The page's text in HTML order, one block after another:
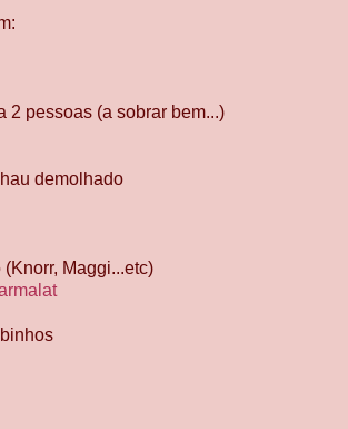
2 pessoas (a sobrar bem...)
demolhado
Maggi...etc)